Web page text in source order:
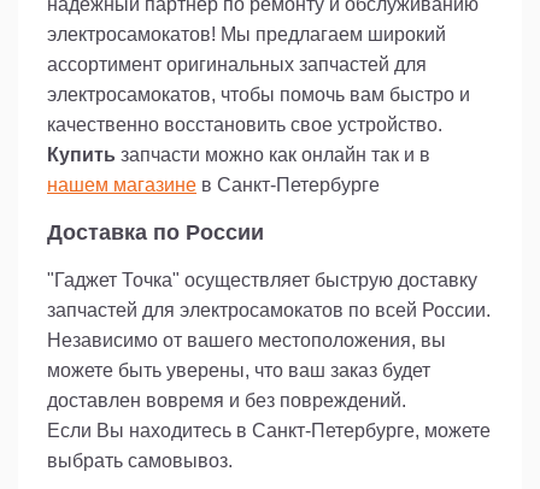
калипером, чтобы повысить его
функциональность и стабильность на дороге.
Применение высококачественных материалов
и современная технология гарантируют не
только эффективность, но и долговечность
работы. Ваши поездки станут более
безопасными и предсказуемыми, а тормоза
будут реагировать мгновенно, давая вам
процессом.
Идеальное сочетание цены и качества, которые
отвечают современным требованиям
велоспорта делает этот калипер отличным
выбором для людей, стремящихся к
максимальной производительности своего
электровелосипеда. Получите удовольствие от
каждой поездки с этим надежным тормозным
калипером.
надежный партнер по ремонту и обслуживанию
электросамокатов! Мы предлагаем широкий
ассортимент оригинальных запчастей для
электросамокатов, чтобы помочь вам быстро и
качественно восстановить свое устройство.
Купить запчасти можно как онлайн так и в
нашем магазине в Санкт-Петербурге
Доставка по России
"Гаджет Точка" осуществляет быструю доставку
запчастей для электросамокатов по всей России.
Независимо от вашего местоположения, вы
можете быть уверены, что ваш заказ будет
доставлен вовремя и без повреждений.
Если Вы находитесь в Санкт-Петербурге, можете
выбрать самовывоз.